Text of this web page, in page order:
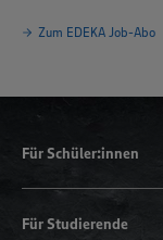
Zum EDEKA Job-Abo
Für Schüler:innen
Für Studierende